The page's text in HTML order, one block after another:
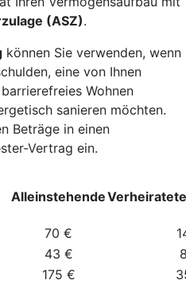
(ASZ).
können Sie verwenden, wenn
eine von Ihnen
Wohnen
sanieren möchten.
Beträge in einen
Vertrag ein.
Alleinstehende
70 €
43 €
175 €